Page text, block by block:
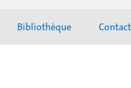
Bibliothèque Contact